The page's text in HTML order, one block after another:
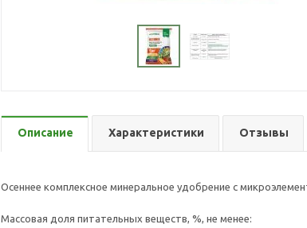
Описание Характеристики Отзывы
Осеннее комплексное минеральное удобрение с
Массовая доля питательных веществ, %, не менее: